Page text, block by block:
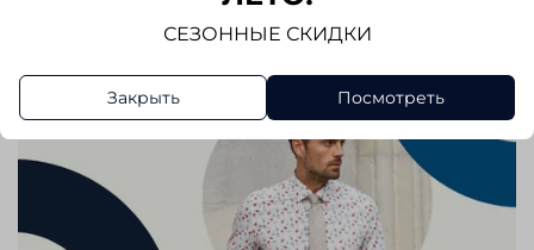
СЕЗОННЫЕ СКИДКИ
Закрыть Посмотреть